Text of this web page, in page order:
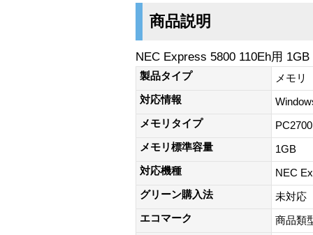
商品説明
NEC Express 5800 110Eh用
製品タイプ
メモリ
対応情報
メモリタイプ
メモリ標準容量
1GB
対応機種
NEC
グリーン購入法
未対応
エコマーク
商品類